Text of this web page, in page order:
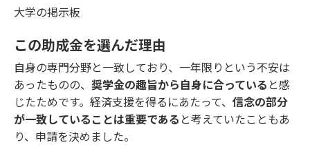
大学の掲示板
この助成金を選んだ理由
自身の専門分野と一致しており、一年限りという不安は
あったものの、 奨学金の趣旨から自身に合っている と感
じたためです。経済支援を得るにあたって、 信念の部分
が一致していることは重要である と考えていたこともあ
り、申請を決めました。